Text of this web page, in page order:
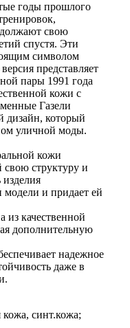
годы прошлого
свою
спустя. Эти
символом
представляет
пары 1991 года
кожи с
Газели
дизайн, который
уличной моды.
кожи
свою структуру и
модели и придает ей
из качественной
дополнительную
надежное
даже в
кожа, синт.кожа;